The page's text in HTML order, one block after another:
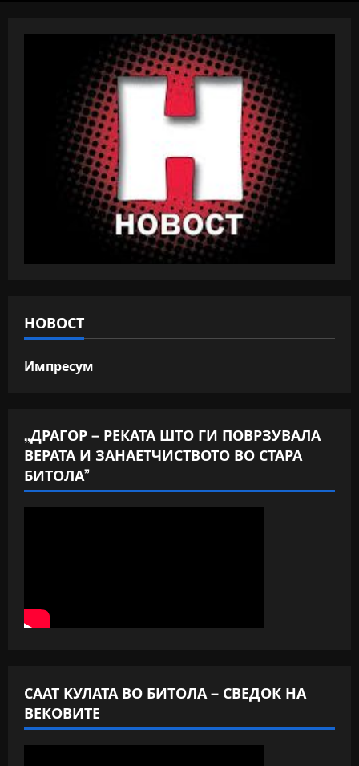
НОВОСТ
Импресум
,,ДРАГОР – РЕКАТА ШТО ГИ ПОВРЗУВАЛА
ВЕРАТА И ЗАНАЕТЧИСТВОТО ВО СТАРА
БИТОЛА”
СААТ КУЛАТА ВО БИТОЛА – СВЕДОК НА
ВЕКОВИТЕ